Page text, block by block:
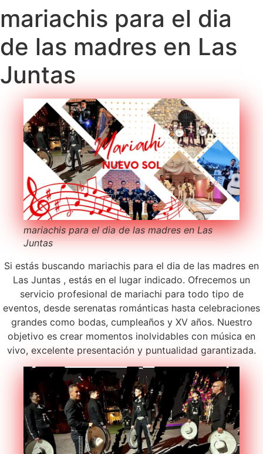
mariachis para el dia
de las madres en Las
Juntas
mariachis para el dia de las madres en Las
Juntas
Si estás buscando mariachis para el dia de las madres en
Las Juntas , estás en el lugar indicado. Ofrecemos un
servicio profesional de mariachi para todo tipo de
eventos, desde serenatas románticas hasta celebraciones
grandes como bodas, cumpleaños y XV años. Nuestro
objetivo es crear momentos inolvidables con música en
vivo, excelente presentación y puntualidad garantizada.